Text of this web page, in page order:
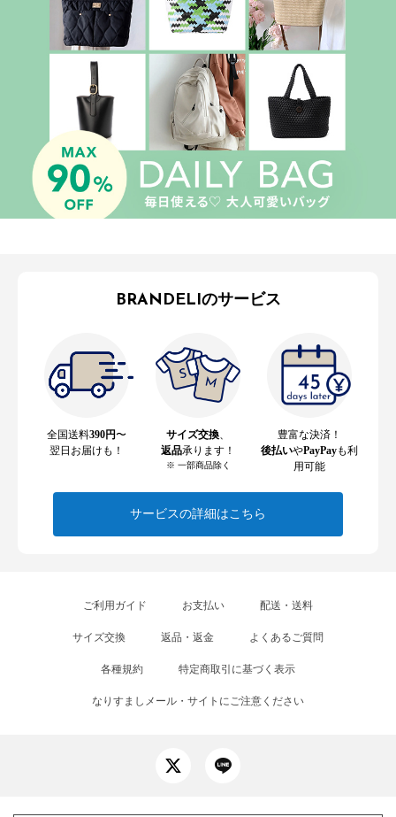
BRANDELIのサービス
全国送料390円〜
翌日お届けも！
サイズ交換
返品承ります！
※ 一部商品除く
豊富な決済！
後払いやPayPayも利
用可能
サービスの詳細はこちら
ご利用ガイド お支払い 配送・送料
サイズ交換 返品・返金 よくあるご質問
各種規約 特定商取引に基づく表示
なりすましメール・サイトにご注意ください